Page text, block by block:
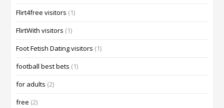
Flirt4free visitors (1)
FlirtWith visitors (1)
Foot Fetish Dating visitors (1)
football best bets (1)
for adults (2)
free (2)